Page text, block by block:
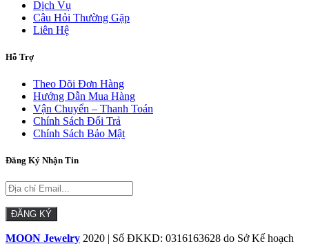
Dịch Vụ
Câu Hỏi Thường Gặp
Liên Hệ
Hỗ Trợ
Theo Dõi Đơn Hàng
Hướng Dẫn Mua Hàng
Vận Chuyển – Thanh Toán
Chính Sách Đổi Trả
Chính Sách Bảo Mật
Đăng Ký Nhận Tin
MOON Jewelry 2020 | Số ĐKKD: 0316163628 do Sở Kế hoạch